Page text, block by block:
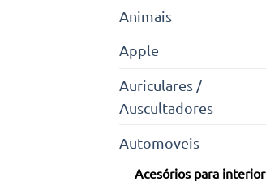
Animais
Apple
Auriculares /
Auscultadores
Automoveis
Acesórios para interior